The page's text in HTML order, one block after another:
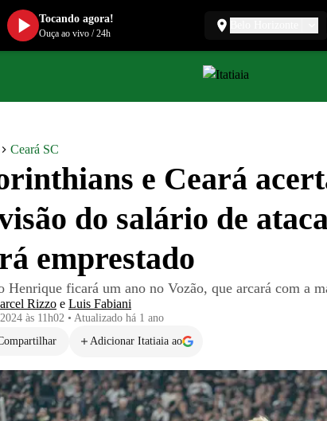
Ceará SC
e Ceará
do salário de
emprestado
Henrique ficará um ano no Vozão, que arcará com a
Rizzo e Luis Fabiani
às 11h02 • Atualizado há 1 ano
Adicionar Itatiaia ao
Tocando agora!
Ouça ao vivo/24h